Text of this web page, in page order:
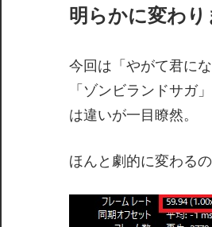
明らかに変わり
今回は「やがて君に
「ゾンビランドサガ
は違いが一目瞭然。
ほんと劇的に変わる